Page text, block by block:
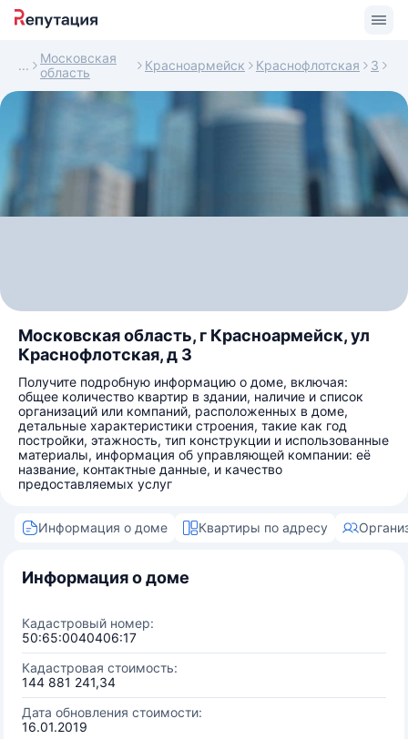
Московская
область
Красноармейск Краснофлотская 3
Московская область, г Красноармейск, ул
Краснофлотская, д 3
Получите подробную информацию о доме, включая:
общее количество квартир в здании, наличие и список
организаций или компаний, расположенных в доме,
детальные характеристики строения, такие как год
постройки, этажность, тип конструкции и использованные
материалы, информация об управляющей компании: её
название, контактные данные, и качество
предоставляемых услуг
Информация о доме Квартиры по адресу
Информация о доме
Кадастровый номер:
50:65:0040406:17
Кадастровая стоимость:
144 881 241,34
Дата обновления стоимости:
16.01.2019